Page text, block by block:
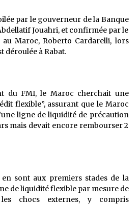
par le gouverneur de la Banque
Jouahri, et confirmée par le
Maroc, Roberto Cardarelli, lors
déroulée à Rabat.
du FMI, le Maroc cherchait une
flexible”, assurant que le Maroc
ligne de liquidité de précaution
mais devait encore rembourser 2
sont aux premiers stades de la
de liquidité flexible par mesure de
chocs externes, y compris